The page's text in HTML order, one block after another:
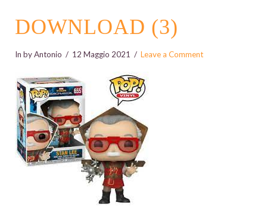
DOWNLOAD (3)
In by Antonio 12 Maggio 2021 Leave a Comment